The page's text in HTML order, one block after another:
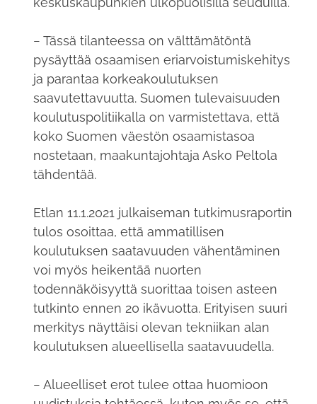
− Tässä tilanteessa on välttämätöntä
pysäyttää osaamisen eriarvoistumiskehitys
ja parantaa korkeakoulutuksen
saavutettavuutta. Suomen tulevaisuuden
koulutuspolitiikalla on varmistettava, että
koko Suomen väestön osaamistasoa
nostetaan, maakuntajohtaja Asko Peltola
tähdentää.
Etlan 11.1.2021 julkaiseman tutkimusraportin
tulos osoittaa, että ammatillisen
koulutuksen saatavuuden vähentäminen
voi myös heikentää nuorten
todennäköisyyttä suorittaa toisen asteen
tutkinto ennen 20 ikävuotta. Erityisen suuri
merkitys näyttäisi olevan tekniikan alan
koulutuksen alueellisella saatavuudella.
− Alueelliset erot tulee ottaa huomioon